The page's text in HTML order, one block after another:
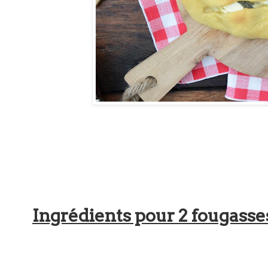
Ingrédients pour 2